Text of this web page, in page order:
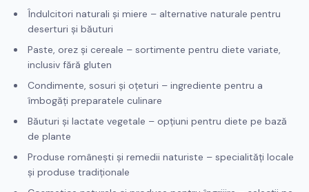
Îndulcitori naturali și miere – alternative naturale pentru
deserturi și băuturi
Paste, orez și cereale – sortimente pentru diete variate,
inclusiv fără gluten
Condimente, sosuri și oțeturi – ingrediente pentru a
îmbogăți preparatele culinare
Băuturi și lactate vegetale – opțiuni pentru diete pe bază
de plante
Produse românești și remedii naturiste – specialități locale
și produse tradiționale